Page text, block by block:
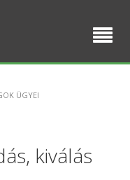
ÜGYEI
kiválás